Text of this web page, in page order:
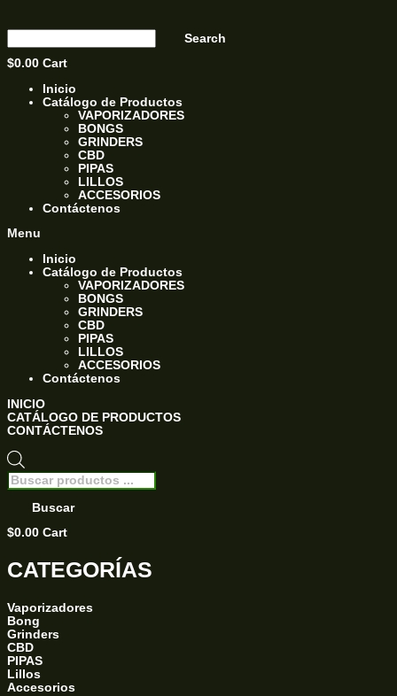
al
Search
$0.00 Cart
Inicio
Catálogo de Productos
VAPORIZADORES
BONGS
GRINDERS
CBD
PIPAS
LILLOS
ACCESORIOS
Contáctenos
Menu
Inicio
Catálogo de Productos
VAPORIZADORES
BONGS
GRINDERS
CBD
PIPAS
LILLOS
ACCESORIOS
Contáctenos
INICIO
CATÁLOGO DE PRODUCTOS
CONTÁCTENOS
Búsqueda
de
productos
Buscar
$0.00 Cart
CATEGORÍAS
Vaporizadores
Bong
Grinders
CBD
PIPAS
Lillos
Accesorios